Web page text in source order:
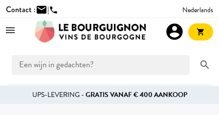
Contact :mail|phone Nederlands
search
account_circle shopping_cart
UPS-LEVERING -GRATIS VANAF € 400 AANKOOP